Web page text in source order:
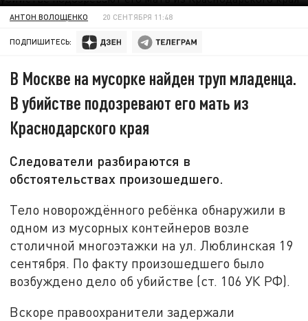
АНТОН ВОЛОЩЕНКО 20 СЕНТЯБРЯ 11:48
ПОДПИШИТЕСЬ:
В Москве на мусорке найден труп младенца.
В убийстве подозревают его мать из
Краснодарского края
Следователи разбираются в
обстоятельствах произошедшего.
Тело новорождённого ребёнка обнаружили в
одном из мусорных контейнеров возле
столичной многоэтажки на ул. Люблинская 19
сентября. По факту произошедшего было
возбуждено дело об убийстве (ст. 106 УК РФ).
Вскоре правоохранители задержали